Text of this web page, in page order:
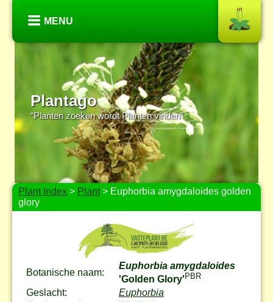
MENU
Plantago
“Planten zoeken wordt Planten vinden”
Plant Index > Plant> Euphorbia amygdaloides golden
glory
Botanische naam:
Euphorbia amygdaloides
'Golden Glory'PBR
Geslacht:
Euphorbia